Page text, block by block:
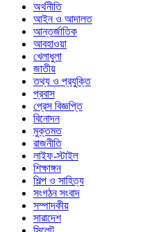
অর্থনীতি
আইন ও আদালত
আন্তর্জাতিক
আবহাওয়া
খেলাধুলা
জাতীয়
তথ্য ও প্রযুক্তি
প্রবাস
প্রেস বিজ্ঞপ্তি
বিনোদন
মুক্তমত
রাজনীতি
লাইফ-স্টাইল
শিক্ষাঙ্গন
শিল্প ও সাহিত্য
সংগঠন সংবাদ
সম্পাদকীয়
সারাদেশ